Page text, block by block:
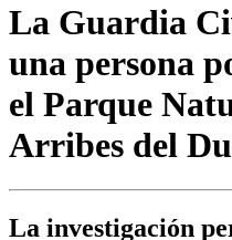
La Guardia
una persona
el Parque
Arribes del
La investigación